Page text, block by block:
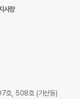
사항
호, 508호 (가산동)